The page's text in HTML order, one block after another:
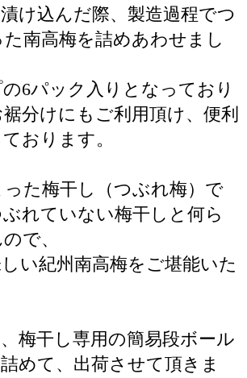
け込んだ際、製造過程でつ
南高梅を詰めあわせまし
6パック入りとなっており
分けにもご利用頂け、便利
おります。
た梅干し（つぶれ梅）で
れていない梅干しと何ら
で、
い紀州南高梅をご堪能いた
梅干し専用の簡易段ボール
めて、出荷させて頂きま